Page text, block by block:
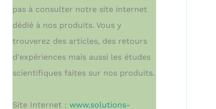
pas à consulter notre site internet
dédié à nos produits. Vous y
trouverez des articles, des retours
d'expériences mais aussi les études
scientifiques faites sur nos produits.
Site Internet : www.solutions-